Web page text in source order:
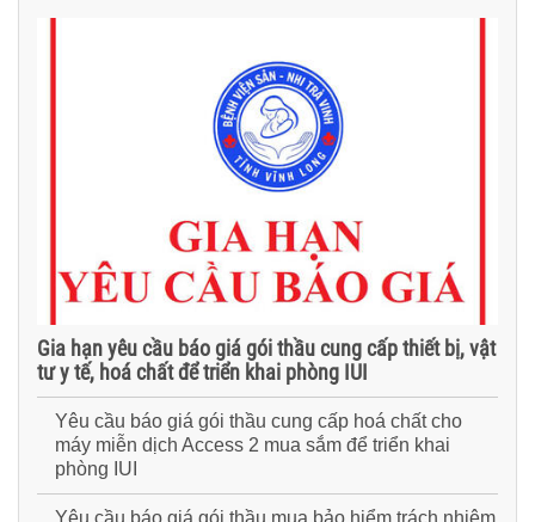
Gia hạn yêu cầu báo giá gói thầu cung cấp thiết bị, vật
tư y tế, hoá chất để triển khai phòng IUI
Yêu cầu báo giá gói thầu cung cấp hoá chất cho
máy miễn dịch Access 2 mua sắm để triển khai
phòng IUI
Yêu cầu báo giá gói thầu mua bảo hiểm trách nhiệm